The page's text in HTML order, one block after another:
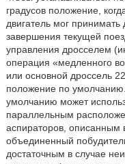
градусов положение,
двигатель мог принимать
завершения текущей
управления дросселем
операция «медленного
или основной дроссель
положение по
умолчанию может
параллельным
аспираторов, описанным
объединенный
достаточным в случае